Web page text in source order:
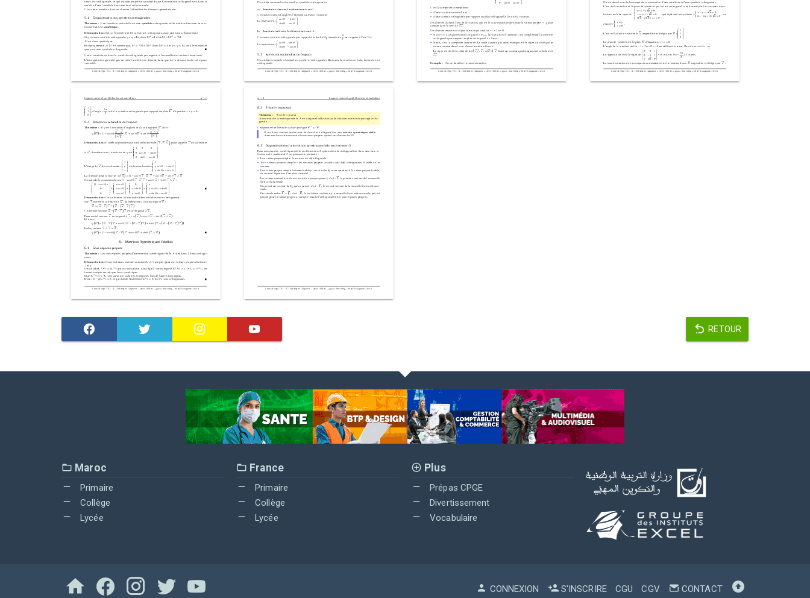
RETOUR
Maroc
Primaire
Collège
Lycée
France
Primaire
Collège
Lycée
Plus
Prépas CPGE
Divertissement
Vocabulaire
CONNEXION S'INSCRIRE CGU CGV CONTACT